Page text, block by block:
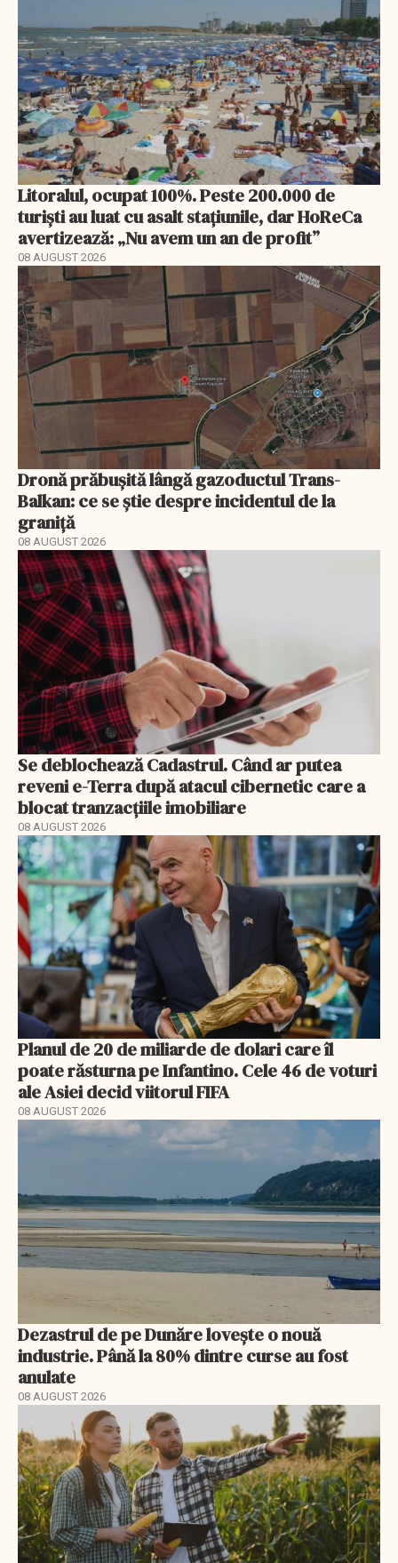
Litoralul, ocupat 100%. Peste 200.000 de
turiști au luat cu asalt stațiunile, dar HoReCa
avertizează: „Nu avem un an de profit”
08 AUGUST 2026
Dronă prăbușită lângă gazoductul Trans-
Balkan: ce se știe despre incidentul de la
graniță
08 AUGUST 2026
Se deblochează Cadastrul. Când ar putea
reveni e-Terra după atacul cibernetic care a
blocat tranzacțiile imobiliare
08 AUGUST 2026
Planul de 20 de miliarde de dolari care îl
poate răsturna pe Infantino. Cele 46 de voturi
ale Asiei decid viitorul FIFA
08 AUGUST 2026
Dezastrul de pe Dunăre lovește o nouă
industrie. Până la 80% dintre curse au fost
anulate
08 AUGUST 2026